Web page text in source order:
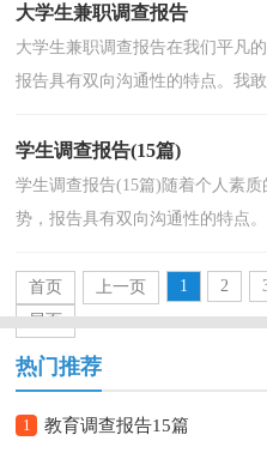
大学生兼职调查报告
大学生兼职调查报告在我们平凡
报告具有双向沟通性的特点。我
学生调查报告(15篇)
学生调查报告(15篇)随着个人素
势，报告具有双向沟通性的特点
首页
上一页 1 2
尾页
热门推荐
1 教育调查报告15篇